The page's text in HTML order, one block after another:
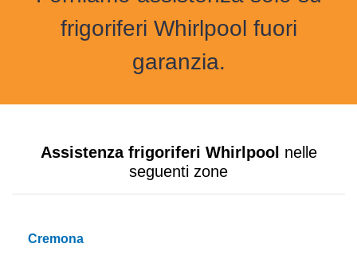
frigoriferi Whirlpool fuori
garanzia.
Assistenza frigoriferi Whirlpool nelle
seguenti zone
Cremona